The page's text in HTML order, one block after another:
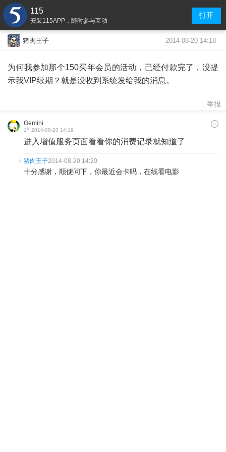
115
安装115APP，随时参与互动
打开
猪肉王子 2014-08-20 14:18
为何我参加那个150买年会员的活动，已经付款完了，没提
示我VIP续期？就是没收到系统发给我的消息。
举报
Gemini
1# 2014-08-20 14:19
进入增值服务页面看看你的消费记录就知道了
猪肉王子2014-08-20 14:20
十分感谢，顺便问下，你最近会卡吗，在线看电影